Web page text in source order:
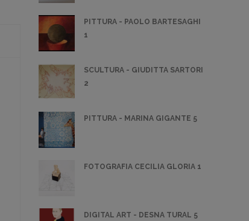
PITTURA - PAOLO BARTESAGHI
1
SCULTURA - GIUDITTA SARTORI
2
PITTURA - MARINA GIGANTE 5
FOTOGRAFIA CECILIA GLORIA 1
DIGITAL ART - DESNA TURAL 5